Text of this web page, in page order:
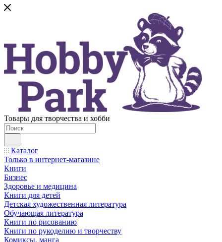
Товары для творчества и хобби
Каталог
Только в интернет-магазине
Книги
Бизнес
Здоровье и медицина
Книги для детей
Детская художественная литература
Обучающая литература
Книги по рисованию
Книги по рукоделию и творчеству
Комиксы, манга